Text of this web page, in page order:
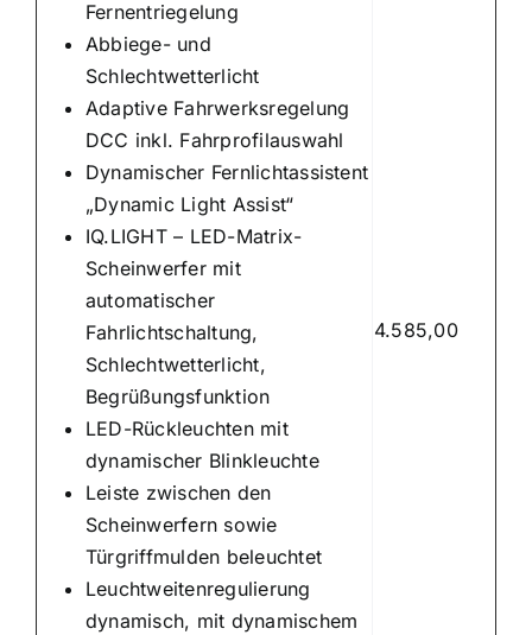
Fernentriegelung
Abbiege- und
Schlechtwetterlicht
Adaptive Fahrwerksregelung
DCC inkl. Fahrprofilauswahl
Dynamischer Fernlichtassistent
„Dynamic Light Assist“
IQ.LIGHT – LED-Matrix-
Scheinwerfer mit
automatischer
Fahrlichtschaltung,
Schlechtwetterlicht,
Begrüßungsfunktion
LED-Rückleuchten mit
dynamischer Blinkleuchte
Leiste zwischen den
Scheinwerfern sowie
Türgriffmulden beleuchtet
Leuchtweitenregulierung
dynamisch, mit dynamischem
4.585,00